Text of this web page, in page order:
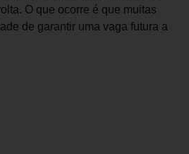
O que ocorre é que muitas
de garantir uma vaga futura a